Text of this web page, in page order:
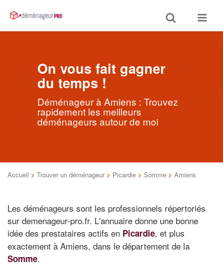
Toggle
search
Toggle
On vous fait gagner
du temps !
Déménageur à Amiens : Trouvez
rapidement les meilleurs
déménageurs autour de moi
Accueil > Trouver un déménageur > Picardie > Somme > Amiens
Les déménageurs sont les professionnels répertoriés
sur demenageur-pro.fr. L'annuaire donne une bonne
idée des prestataires actifs en Picardie, et plus
exactement à Amiens, dans le département de la
Somme.